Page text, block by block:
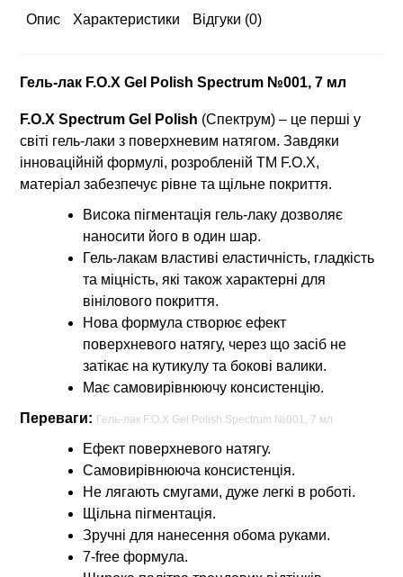
Опис Характеристики Відгуки (0)
Гель-лак F.O.X Gel Polish Spectrum №001, 7 мл
F.O.X Spectrum Gel Polish (Спектрум) – це перші у
світі гель-лаки з поверхневим натягом. Завдяки
інноваційній формулі, розробленій ТМ F.O.X,
матеріал забезпечує рівне та щільне покриття.
Висока пігментація гель-лаку дозволяє
наносити його в один шар.
Гель-лакам властиві еластичність, гладкість
та міцність, які також характерні для
вінілового покриття.
Нова формула створює ефект
поверхневого натягу, через що засіб не
затікає на кутикулу та бокові валики.
Має самовирівнюючу консистенцію.
Переваги: Гель-лак F.O.X Gel Polish Spectrum №001, 7 мл
Ефект поверхневого натягу.
Самовирівнююча консистенція.
Не лягають смугами, дуже легкі в роботі.
Щільна пігментація.
Зручні для нанесення обома руками.
7-free формула.